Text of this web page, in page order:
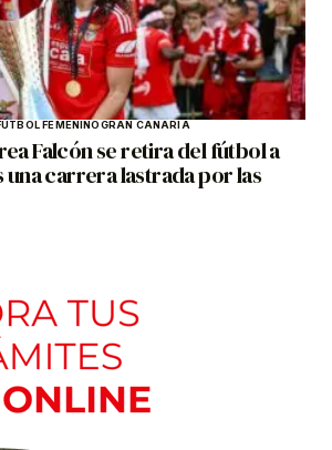
FEMENINOGRAN CANARIA
Falcón se retira del fútbol a
una carrera lastrada por las